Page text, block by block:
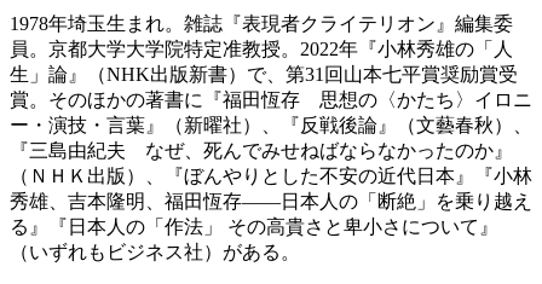
1978年埼玉生まれ。雑誌『表現者クライテリオン』編集委
員。京都大学大学院特定准教授。2022年『小林秀雄の「人
生」論』（NHK出版新書）で、第31回山本七平賞奨励賞受
賞。そのほかの著書に『福田恆存 思想の〈かたち〉イロニ
ー・演技・言葉』（新曜社）、『反戦後論』（文藝春秋）、
『三島由紀夫 なぜ、死んでみせねばならなかったのか』
（ＮＨＫ出版）、『ぼんやりとした不安の近代日本』『小林
秀雄、吉本隆明、福田恆存――日本人の「断絶」を乗り越え
る』『日本人の「作法」 その高貴さと卑小さについて』
（いずれもビジネス社）がある。